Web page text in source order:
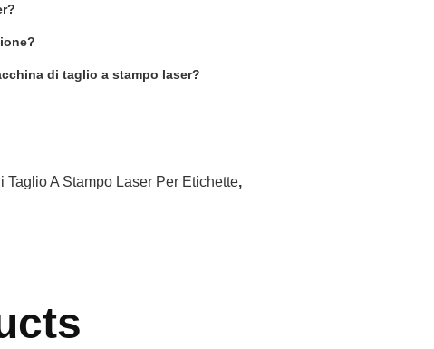
di taglio a stampo laser?
Taglio A Stampo Laser Per Etichette,